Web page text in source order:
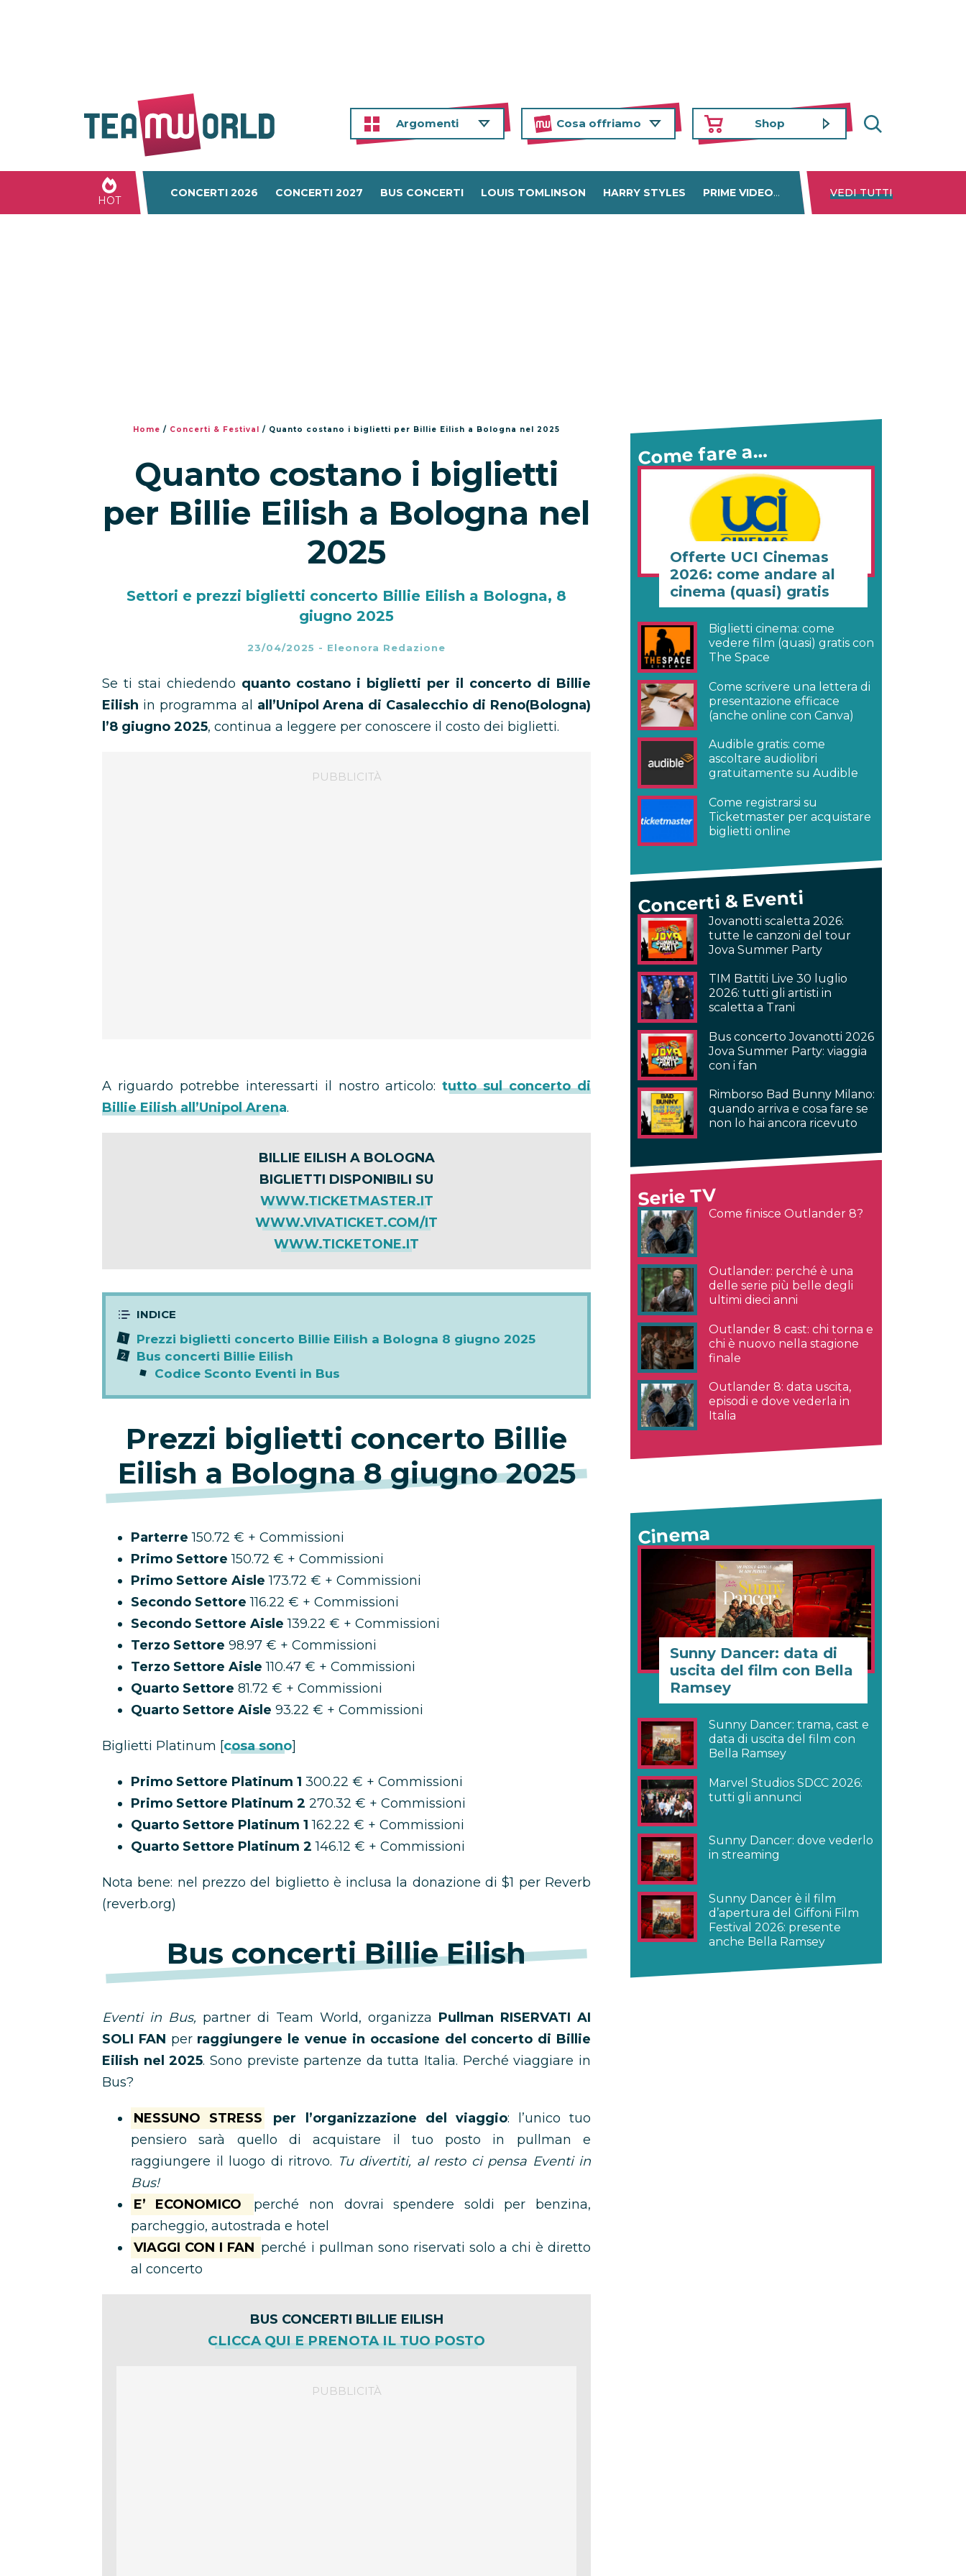
Argomenti Cosa offriamo Shop
HOT
CONCERTI 2026 CONCERTI 2027 BUS CONCERTI LOUIS TOMLINSON HARRY STYLES PRIME VIDEO DISNEY+ NETFLIX
VEDI TUTTI
Home / Concerti & Festival / Quanto costano i biglietti per Billie Eilish a Bologna nel 2025
Quanto costano i biglietti
per Billie Eilish a Bologna nel
2025
Settori e prezzi biglietti concerto Billie Eilish a Bologna, 8
giugno 2025
23/04/2025 - Eleonora Redazione
Se ti stai chiedendo quanto costano i biglietti per il concerto di Billie
Eilish in programma al all’Unipol Arena di Casalecchio di Reno(Bologna)
l’8 giugno 2025, continua a leggere per conoscere il costo dei biglietti.
A riguardo potrebbe interessarti il nostro articolo:tutto sul concerto di
Billie Eilish all’Unipol Arena.
BILLIE EILISH A BOLOGNA
BIGLIETTI DISPONIBILI SU
WWW.TICKETMASTER.IT
WWW.VIVATICKET.COM/IT
WWW.TICKETONE.IT
Prezzi biglietti concerto Billie Eilish a Bologna 8 giugno 2025
Bus concerti Billie Eilish
Codice Sconto Eventi in Bus
Prezzi biglietti concerto Billie
Eilish a Bologna 8 giugno 2025
Parterre 150.72 € + Commissioni
Primo Settore 150.72 € + Commissioni
Primo Settore Aisle 173.72 € + Commissioni
Secondo Settore 116.22 € + Commissioni
Secondo Settore Aisle 139.22 € + Commissioni
Terzo Settore 98.97 € + Commissioni
Terzo Settore Aisle 110.47 € + Commissioni
Quarto Settore 81.72 € + Commissioni
Quarto Settore Aisle 93.22 € + Commissioni
Biglietti Platinum [cosa sono]
Primo Settore Platinum 1 300.22 € + Commissioni
Primo Settore Platinum 2 270.32 € + Commissioni
Quarto Settore Platinum 1 162.22 € + Commissioni
Quarto Settore Platinum 2 146.12 € + Commissioni
Nota bene: nel prezzo del biglietto è inclusa la donazione di $1 per Reverb
(reverb.org)
Bus concerti Billie Eilish
Eventi in Bus, partner di Team World, organizza Pullman RISERVATI AI
SOLI FAN perraggiungere le venue in occasione del concerto di Billie
Eilish nel 2025. Sono previste partenze da tutta Italia. Perché viaggiare in
Bus?
NESSUNO STRESS per l’organizzazione del viaggio: l’unico tuo
pensiero sarà quello di acquistare il tuo posto in pullman e
raggiungere il luogo di ritrovo. Tu divertiti, al resto ci pensa Eventi in
Bus!
E’ ECONOMICO
perché non dovrai spendere soldi per benzina,
parcheggio, autostrada e hotel
VIAGGI CON I FAN perché i pullman sono riservati solo a chi è diretto
al concerto
BUS CONCERTI BILLIE EILISH
CLICCA QUI E PRENOTA IL TUO POSTO
Come fare a…
Offerte UCI Cinemas
2026: come andare al
cinema (quasi) gratis
Biglietti cinema: come
vedere film (quasi) gratis con
The Space
Come scrivere una lettera di
presentazione efficace
(anche online con Canva)
Audible gratis: come
ascoltare audiolibri
gratuitamente su Audible
Come registrarsi su
Ticketmaster per acquistare
biglietti online
Concerti & Eventi
Jovanotti scaletta 2026:
tutte le canzoni del tour
Jova Summer Party
TIM Battiti Live 30 luglio
2026: tutti gli artisti in
scaletta a Trani
Bus concerto Jovanotti 2026
Jova Summer Party: viaggia
con i fan
Rimborso Bad Bunny Milano:
quando arriva e cosa fare se
non lo hai ancora ricevuto
Serie TV
Come finisce Outlander 8?
Outlander: perché è una
delle serie più belle degli
ultimi dieci anni
Outlander 8 cast: chi torna e
chi è nuovo nella stagione
finale
Outlander 8: data uscita,
episodi e dove vederla in
Italia
Cinema
Sunny Dancer: data di
uscita del film con Bella
Ramsey
Sunny Dancer: trama, cast e
data di uscita del film con
Bella Ramsey
Marvel Studios SDCC 2026:
tutti gli annunci
Sunny Dancer: dove vederlo
in streaming
Sunny Dancer è il film
d’apertura del Giffoni Film
Festival 2026: presente
anche Bella Ramsey